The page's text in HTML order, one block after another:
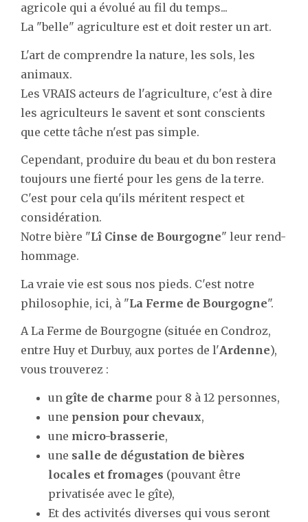
agricole qui a évolué au fil du temps...
La "belle" agriculture est et doit rester un art.
L'art de comprendre la nature, les sols, les
animaux.
Les VRAIS acteurs de l'agriculture, c'est à dire
les agriculteurs le savent et sont conscients
que cette tâche n'est pas simple.
Cependant, produire du beau et du bon restera
toujours une fierté pour les gens de la terre.
C'est pour cela qu'ils méritent respect et
considération.
Notre bière "Lî Cinse de Bourgogne" leur rend-
hommage.
La vraie vie est sous nos pieds. C'est notre
philosophie, ici, à "La Ferme de Bourgogne".
A La Ferme de Bourgogne (située en Condroz,
entre Huy et Durbuy, aux portes de l'Ardenne),
vous trouverez :
un gîte de charme pour 8 à 12 personnes,
une pension pour chevaux,
une micro-brasserie,
une salle de dégustation de bières
locales et fromages (pouvant être
privatisée avec le gîte),
Et des activités diverses qui vous seront